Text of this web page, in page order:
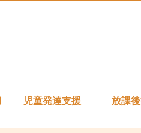
児童発達支援 放課